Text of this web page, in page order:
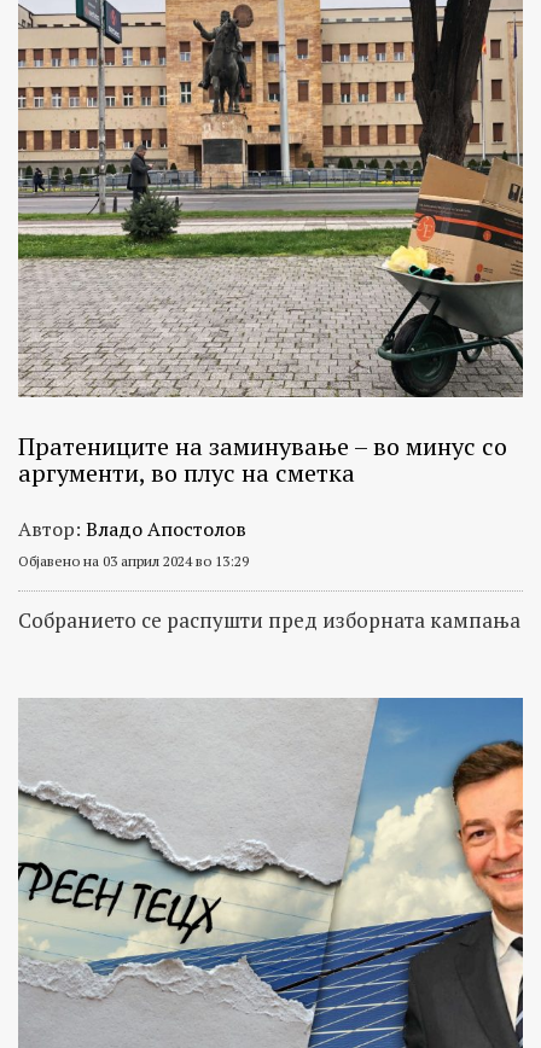
Пратениците на заминување – во минус со
аргументи, во плус на сметка
Автор: Владо Апостолов
Објавено на 03 април 2024 во 13:29
Собранието се распушти пред изборната кампања